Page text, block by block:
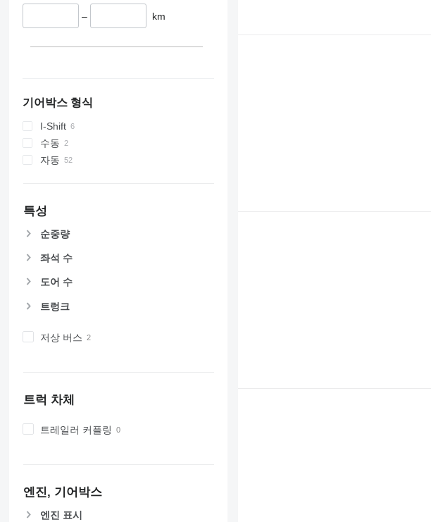
– km
기어박스 형식
I-Shift
수동
자동
특성
순중량
좌석 수
도어 수
트렁크
저상 버스
트럭 차체
트레일러 커플링
엔진, 기어박스
엔진 표시